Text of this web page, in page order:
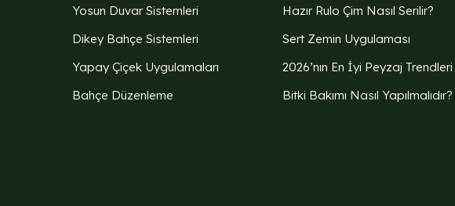
Yosun Duvar Sistemleri
Dikey Bahçe Sistemleri
Yapay Çiçek Uygulamaları
Bahçe Düzenleme
Hazır Rulo Çim Nasıl Serilir?
Sert Zemin Uygulaması
2026’nın En İyi Peyzaj Trendleri
Bitki Bakımı Nasıl Yapılmalıdır?